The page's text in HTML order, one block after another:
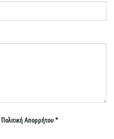
Πολιτική Απορρήτου*